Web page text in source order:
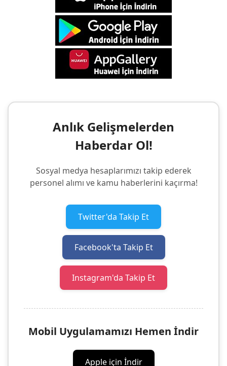
Anlık Gelişmelerden
Haberdar Ol!
Sosyal medya hesaplarımızı takip ederek
personel alımı ve kamu haberlerini kaçırma!
Twitter'da Takip Et
Facebook'ta Takip Et
Instagram'da Takip Et
Mobil Uygulamamızı Hemen İndir
Apple için İndir